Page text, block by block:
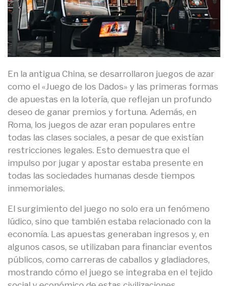
En la antigua China, se desarrollaron juegos de azar
como el «Juego de los Dados» y las primeras formas
de apuestas en la lotería, que reflejan un profundo
deseo de ganar premios y fortuna. Además, en
Roma, los juegos de azar eran populares entre
todas las clases sociales, a pesar de que existían
restricciones legales. Esto demuestra que el
impulso por jugar y apostar estaba presente en
todas las sociedades humanas desde tiempos
inmemoriales.
El surgimiento del juego no solo era un fenómeno
lúdico, sino que también estaba relacionado con la
economía. Las apuestas generaban ingresos y, en
algunos casos, se utilizaban para financiar eventos
públicos, como carreras de caballos y gladiadores,
mostrando cómo el juego se integraba en el tejido